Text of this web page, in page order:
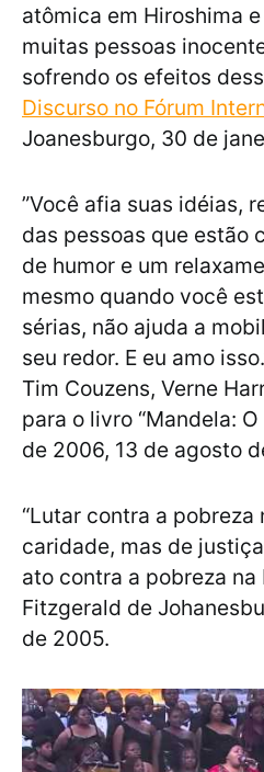
atômica em Hiroshima
muitas pessoas
sofrendo os efeitos
Discurso no Fórum
Joanesburgo, 30 de
”Você afia suas idéias,
das pessoas que estão
de humor e um
mesmo quando você
sérias, não ajuda a
seu redor. E eu amo
Tim Couzens, Verne
para o livro “Mandela:
de 2006, 13 de agosto
“Lutar contra a pobreza
caridade, mas de
ato contra a pobreza na
Fitzgerald de
de 2005.